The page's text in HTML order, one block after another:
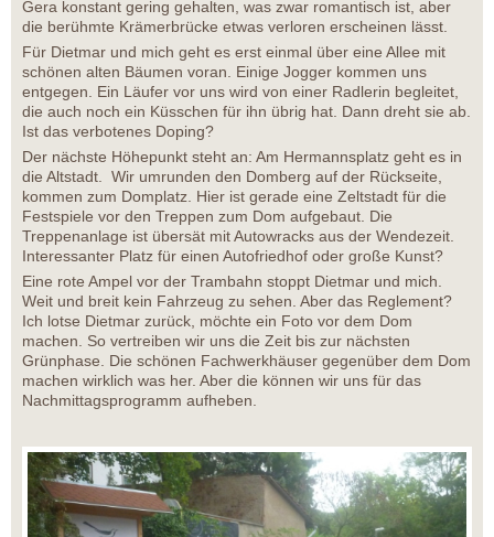
Gera konstant gering gehalten, was zwar romantisch ist, aber
die berühmte Krämerbrücke etwas verloren erscheinen lässt.
Für Dietmar und mich geht es erst einmal über eine Allee mit
schönen alten Bäumen voran. Einige Jogger kommen uns
entgegen. Ein Läufer vor uns wird von einer Radlerin begleitet,
die auch noch ein Küsschen für ihn übrig hat. Dann dreht sie ab.
Ist das verbotenes Doping?
Der nächste Höhepunkt steht an: Am Hermannsplatz geht es in
die Altstadt. Wir umrunden den Domberg auf der Rückseite,
kommen zum Domplatz. Hier ist gerade eine Zeltstadt für die
Festspiele vor den Treppen zum Dom aufgebaut. Die
Treppenanlage ist übersät mit Autowracks aus der Wendezeit.
Interessanter Platz für einen Autofriedhof oder große Kunst?
Eine rote Ampel vor der Trambahn stoppt Dietmar und mich.
Weit und breit kein Fahrzeug zu sehen. Aber das Reglement?
Ich lotse Dietmar zurück, möchte ein Foto vor dem Dom
machen. So vertreiben wir uns die Zeit bis zur nächsten
Grünphase. Die schönen Fachwerkhäuser gegenüber dem Dom
machen wirklich was her. Aber die können wir uns für das
Nachmittagsprogramm aufheben.